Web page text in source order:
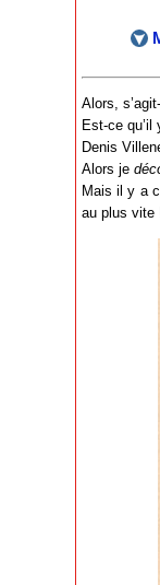
Alors,
Est-ce qu’il
Denis
Alors je
Mais il y a
au plus vite